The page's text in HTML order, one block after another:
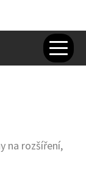
na rozšíření,